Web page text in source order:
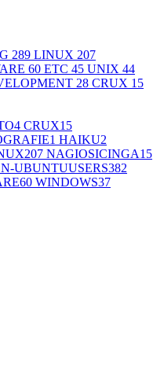
289 LINUX 207
60 ETC 45 UNIX 44
28 CRUX 15
4 CRUX15
1 HAIKU2
207 NAGIOSICINGA15
UBUNTUUSERS382
60 WINDOWS37